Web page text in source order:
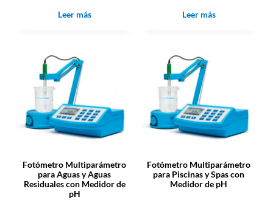
Leer más
Leer más
Fotómetro Multiparámetro
para Aguas y Aguas
Residuales con Medidor de
pH
Fotómetro Multiparámetro
para Piscinas y Spas con
Medidor de pH